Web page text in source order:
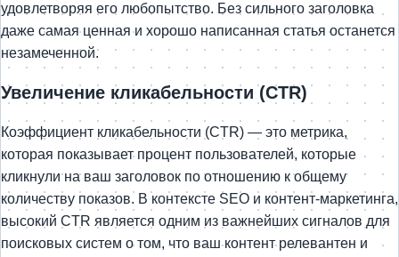
удовлетворяя его любопытство. Без сильного заголовка
даже самая ценная и хорошо написанная статья останется
незамеченной.
Увеличение кликабельности (CTR)
Коэффициент кликабельности (CTR) — это метрика,
которая показывает процент пользователей, которые
кликнули на ваш заголовок по отношению к общему
количеству показов. В контексте SEO и контент-маркетинга,
высокий CTR является одним из важнейших сигналов для
поисковых систем о том, что ваш контент релевантен и